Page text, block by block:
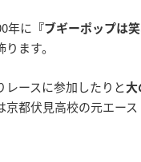
年に 『ブギーポップは
ります。
ースに参加したりと大
京都伏見高校の元エー